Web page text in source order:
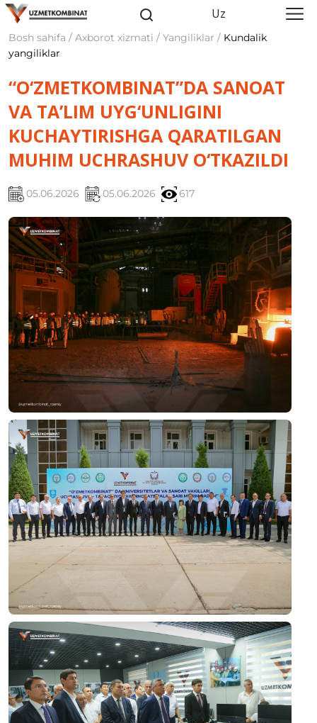
Uz
Bosh sahifa / Axborot xizmati / Yangiliklar / Kundalik
yangiliklar
“O‘ZMETKOMBINAT”DA SANOAT
VA TA’LIM UYG‘UNLIGINI
KUCHAYTIRISHGA QARATILGAN
MUHIM UCHRASHUV O‘TKAZILDI
05.06.2026 05.06.2026 617